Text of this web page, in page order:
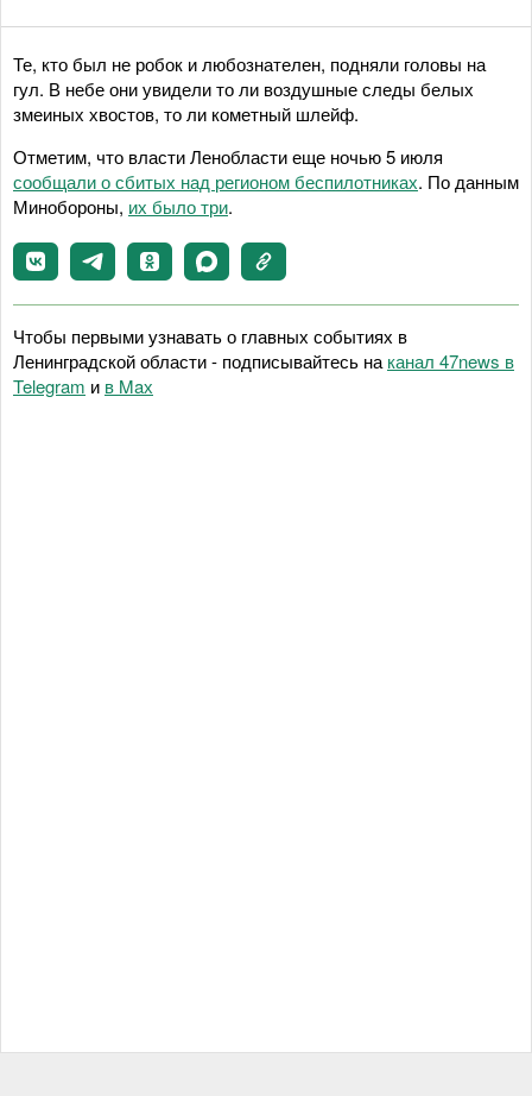
Те, кто был не робок и любознателен, подняли головы на
гул. В небе они увидели то ли воздушные следы белых
змеиных хвостов, то ли кометный шлейф.
Отметим, что власти Ленобласти еще ночью 5 июля
сообщали о сбитых над регионом беспилотниках. По данным
Минобороны, их было три.
Чтобы первыми узнавать о главных событиях в
Ленинградской области - подписывайтесь на канал 47news в
Telegram и в Maх